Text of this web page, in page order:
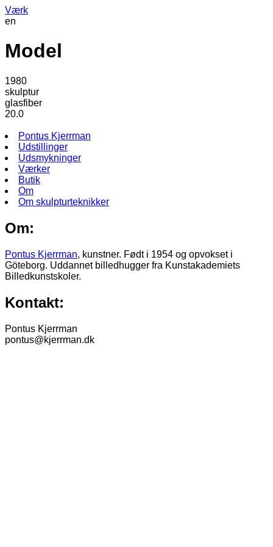
Værk
en
Model
1980
skulptur
glasfiber
20.0
Pontus Kjerrman
Udstillinger
Udsmykninger
Værker
Butik
Om
Om skulpturteknikker
Om:
Pontus Kjerrman, kunstner. Født i 1954 og opvokset i
Göteborg. Uddannet billedhugger fra Kunstakademiets
Billedkunstskoler.
Kontakt:
Pontus Kjerrman
pontus@kjerrman.dk